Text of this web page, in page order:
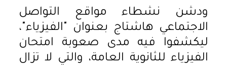
ودشن نشطاء مواقع التواصل
الاجتماعي هاشتاج بعنوان "الفيزياء"،
ليكشفوا فيه مدى صعوبة امتحان
الفيزياء للثانوية العامة، والتي لا تزال